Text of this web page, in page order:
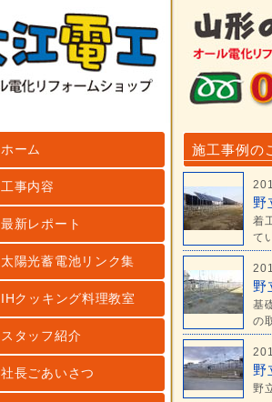
ホーム
工事内容
最新レポート
太陽光蓄電池リンク集
IHクッキング料理教室
スタッフ紹介
社長ごあいさつ
施工事例の
野
着
て
野
基
の
野
野